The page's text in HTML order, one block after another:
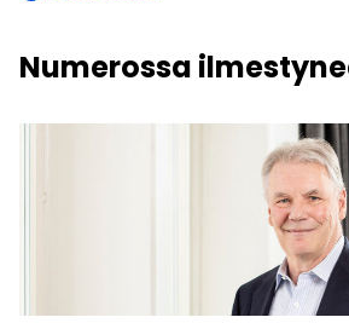
Numerossa